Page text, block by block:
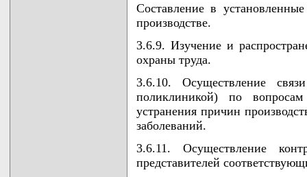
Составление в
производстве.
3.6.9. Изучение и
охраны труда.
3.6.10. Осуществление
поликлиникой) по
устранения причин
заболеваний.
3.6.11. Осуществление
представителей